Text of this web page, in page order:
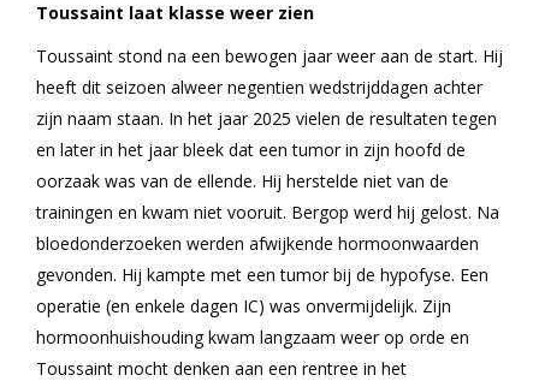
Toussaint laat klasse weer zien
Toussaint stond na een bewogen jaar weer aan de start. Hij
heeft dit seizoen alweer negentien wedstrijddagen achter
zijn naam staan. In het jaar 2025 vielen de resultaten tegen
en later in het jaar bleek dat een tumor in zijn hoofd de
oorzaak was van de ellende. Hij herstelde niet van de
trainingen en kwam niet vooruit. Bergop werd hij gelost. Na
bloedonderzoeken werden afwijkende hormoonwaarden
gevonden. Hij kampte met een tumor bij de hypofyse. Een
operatie (en enkele dagen IC) was onvermijdelijk. Zijn
hormoonhuishouding kwam langzaam weer op orde en
Toussaint mocht denken aan een rentree in het